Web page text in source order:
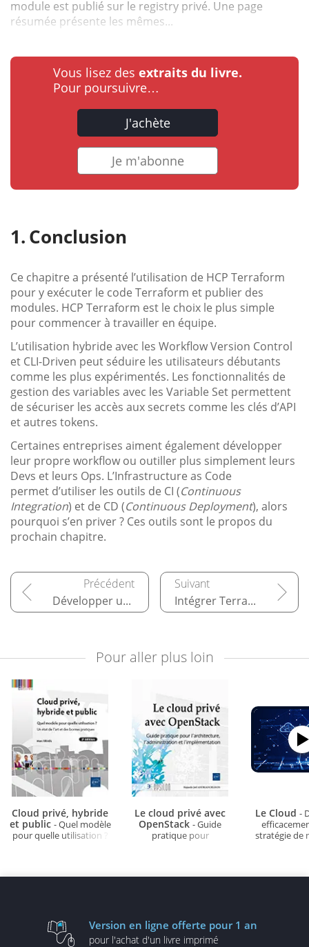
module est publié sur le registry privé. Une page
résumée présente les mêmes...
Vous lisez des extraits du livre.
Pour poursuivre…
J'achète
Je m'abonne
Conclusion
Ce chapitre a présenté l’utilisation de HCP Terraform
pour y exécuter le code Terraform et publier des
modules. HCP Terraform est le choix le plus simple
pour commencer à travailler en équipe.
L’utilisation hybride avec les Workflow Version Control
et CLI-Driven peut séduire les utilisateurs débutants
comme les plus expérimentés. Les fonctionnalités de
gestion des variables avec les Variable Set permettent
de sécuriser les accès aux secrets comme les clés d’API
et autres tokens.
Certaines entreprises aiment également développer
leur propre workflow ou outiller plus simplement leurs
Devs et leurs Ops. L’Infrastructure as Code
permet d’utiliser les outils de CI (Continuous
Integration) et de CD (Continuous Deployment), alors
pourquoi s’en priver ? Ces outils sont le propos du
prochain chapitre.
Développer un provider Intégrer Terraform dans une CI/CD
Pour aller plus loin
Cloud privé, hybride
et public - Quel modèle
pour quelle utilisation ?
Le cloud privé avec
OpenStack - Guide
pratique pour
Le Cloud -
stratégie de
Version en ligne offerte pour 1 an
pour l'achat d'un livre imprimé